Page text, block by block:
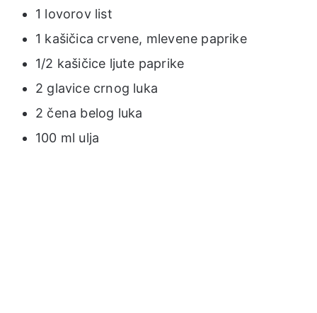
1 lovorov list
1 kašičica crvene, mlevene paprike
1/2 kašičice ljute paprike
2 glavice crnog luka
2 čena belog luka
100 ml ulja